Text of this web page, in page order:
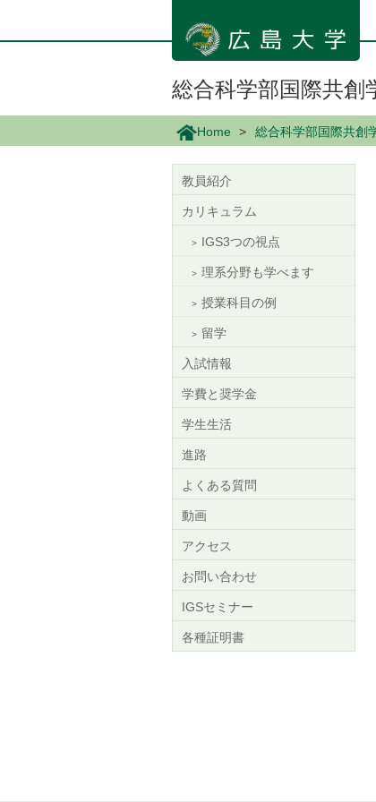
ン
総合科学部国際共創
Home 総合科学部国際共創
教員紹介
カリキュラム
IGS3つの視点
理系分野も学べます
授業科目の例
留学
入試情報
学費と奨学金
学生生活
進路
よくある質問
動画
アクセス
お問い合わせ
IGSセミナー
各種証明書